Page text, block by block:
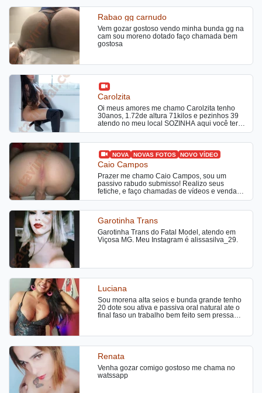
único. Realizo seus fetiches, fantasias e
desejos. Aos marinheiros de primeira viagem,
sintam-se seguros estarão em ótimas mãos.
Se procura uma companhia para esse
momento, essa loira é sua melhor opção!
nessa
Rabao gg carnudo
Vem gozar gostoso vendo minha bunda gg na
cam sou moreno dotado faço chamada bem
gostosa
Carolzita
Oi meus amores me chamo Carolzita tenho
30anos, 1.72de altura 71kilos e pezinhos 39
atendo no meu local SOZINHA aqui você terá
total discrição ou aonde preferir hotel e motel,
de prazer. Atendimento também a casais. Se
você procura um atendimento top e
maravilhoso, encontrou. Sou uma gata do tipo
fitness, gosto de realizar fetiches, tenho um
dote de 19cm, sou estilo namoradinha. Uma
bela morena completa ativa e passiva muito
safada com um dote bem gostoso para você
gostoso uma puta, sempre disponível para
você. Sou uma ativa dominante e passiva
fogosa, tudo o que deseja. Ao me ligar vai
adorar minha linda voz, sempre transmitindo
preciso que você me contate com 30 minutos
trans muito safada e disposta a fazer loucuras
com você estilo namoradinha do jeito que
você gosta, garanto que não irá se arrepender
e ficará querendo bis. Aceito cartões de
crédito e débito, te darei um atendimento
repetir. Estou na cidade, atendo no meu local
super tranquilo ou se preferir em motel e hotel.
Não passe vontade, te surpreenderei na cama
para termos uma safadeza fantástica e
satisfatória, me contate, beijos.
NOVA NOVAS FOTOS NOVO VÍDEO
Caio Campos
Prazer me chamo Caio Campos, sou um
passivo rabudo submisso! Realizo seus
fetiche, e faço chamadas de vídeos e vendas
de conteúdos!
Garotinha Trans
Garotinha Trans do Fatal Model, atendo em
Viçosa MG. Meu Instagram é alissasilva_29.
Luciana
Sou morena alta seios e bunda grande tenho
20 dote sou ativa e passiva oral natural ate o
final faso un trabalho bem feito sem pressa
Renata
Venha gozar comigo gostoso me chama no
watssapp